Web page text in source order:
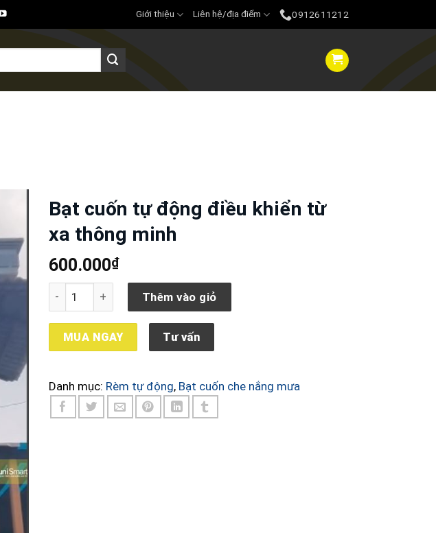
Giới thiệu Liên hệ/địa điểm 0912611212
Bạt cuốn tự động điều khiển từ
xa thông minh
600.000₫
Bạt cuốn tự động điều khiển từ xa thông minh số lượng
Thêm vào giỏ
MUA NGAY Tư vấn
Danh mục: Rèm tự động, Bạt cuốn che nắng mưa